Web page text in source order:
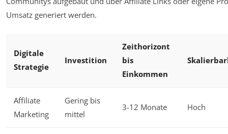
Umsatz generiert werden.
Digitale
Strategie
Investition
Zeithorizont
bis
Einkommen
Affiliate
Marketing
Gering bis
mittel
3-12 Monate Hoch